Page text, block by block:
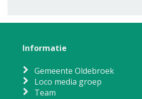
Informatie
Gemeente Oldebroek
Loco media groep
Team